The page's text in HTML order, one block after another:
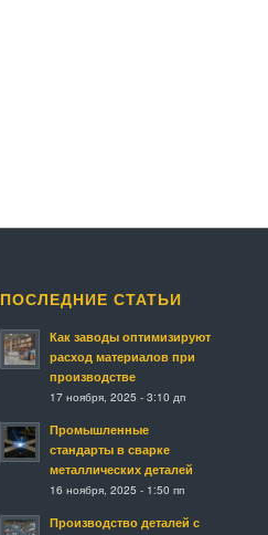
ПОСЛЕДНИЕ СТАТЬИ
Как заводы оптимизируют
расход материалов при
производстве
17 ноября, 2025 - 3:10 дп
Промышленные
стандарты в сварке
металлических деталей
16 ноября, 2025 - 1:50 пп
Производство деталей с